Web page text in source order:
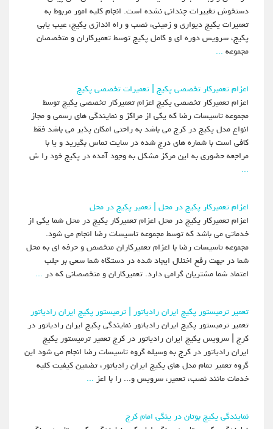
دستخوش تغییرات چندانی نشده است. انجام کلیه امور مربوط به
تعمیرات پکیج دیواری و زمینی، نصب و راه اندازی پکیج، عیب یابی
پکیج، سرویس دوره ای و کامل پکیج توسط تعمیرکاران و متخصصان
مجموعه...
اعزام تعمیرکار تخصصی پکیج | تعمیرات تخصصی پکیج
اعزام تعمیرکار تخصصی پکیج اعزام تعمیرکار تخصصی پکیج توسط
مجموعه تاسیسات رضا که یکی از مراکز و نمایندگی های رسمی و مجاز
انواع مدل پکیج در کرج می باشد به راحتی امکان پذیر می باشد فقط
کافی است با شماره های درج شده در سایت تماس بگیرید و یا با
مراجعه حضوری به این مرکز مشکل به وجود آمده در پکیج خود را ش
...
اعزام تعمیرکار پکیج در محل | تعمیر پکیج در محل
اعزام تعمیرکار پکیج در محل اعزام تعمیرکار پکیج در محل شما یکی از
خدماتی می باشد که توسط مجموعه تاسیسات رضا انجام می شود.
مجموعه تاسیسات رضا با اعزام تعمیرکاران متخصص و حرفه ای به محل
شما در جهت رفع اختلال ایجاد شده در دستگاه شما سعی بر جلب
اعتماد شما مشتریان گرامی دارد. تعمیرکاران و متخصصانی که در...
تعمیر ترمیستور پکیج ایران رادیاتور | ترمیستور پکیج ایران رادیاتور
تعمیر ترمیستور پکیج ایران رادیاتور نمایندگی پکیج ایران رادیاتور در
کرج | سرویس پکیج ایران رادیاتور در کرج تعمیر ترمیستور پکیج
ایران رادیاتور در کرج به وسیله گروه تاسیسات رضا انجام می شود این
گروه تعمیر تمام مدل های پکیج ایران رادیاتور، تضمین کیفیت کلیه
خدمات مانند نصب، تعمیر، سرویس و... را با اعز...
نمایندگی پکیج بوتان در ینگی امام کرج